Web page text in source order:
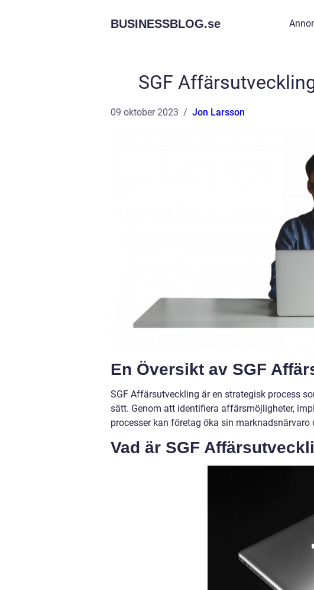
BUSINESSBLOG.se
SGF
09 oktober 2023 Jon Larsson
En Översikt av SGF
SGF Affärsutveckling är en strategisk process
sätt. Genom att identifiera affärsmöjligheter,
processer kan företag öka sin marknadsnärvaro
Vad är SGF